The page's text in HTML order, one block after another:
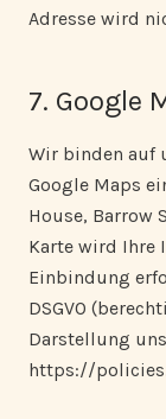
Adresse wird
7. Google
Wir binden auf
Google Maps
House, Barrow
Karte wird Ihre
Einbindung
DSGVO
Darstellung
https://